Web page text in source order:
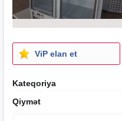
ViP elan et
Kateqoriya
Qiymət